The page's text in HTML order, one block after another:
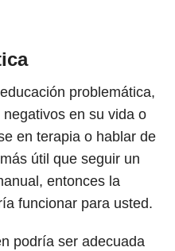
problemática,
en su vida o
en terapia o hablar de
útil que seguir un
entonces la
funcionar para usted.
podría ser adecuada